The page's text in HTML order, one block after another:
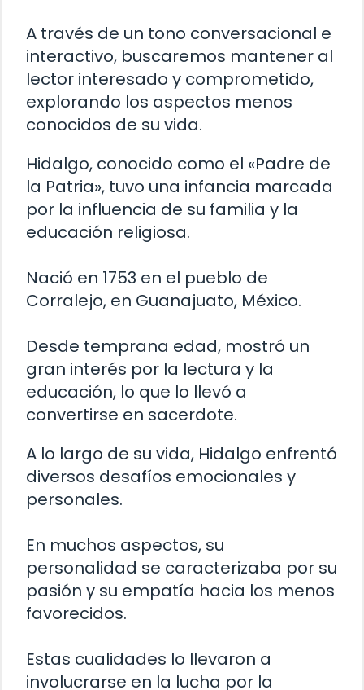
A través de un tono conversacional e
interactivo, buscaremos mantener al
lector interesado y comprometido,
explorando los aspectos menos
conocidos de su vida.
Hidalgo, conocido como el «Padre de
la Patria», tuvo una infancia marcada
por la influencia de su familia y la
educación religiosa.
Nació en 1753 en el pueblo de
Corralejo, en Guanajuato, México.
Desde temprana edad, mostró un
gran interés por la lectura y la
educación, lo que lo llevó a
convertirse en sacerdote.
A lo largo de su vida, Hidalgo enfrentó
diversos desafíos emocionales y
personales.
En muchos aspectos, su
personalidad se caracterizaba por su
pasión y su empatía hacia los menos
favorecidos.
Estas cualidades lo llevaron a
involucrarse en la lucha por la